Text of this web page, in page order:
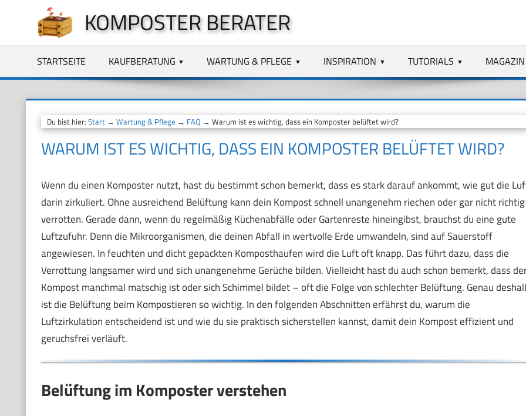
springen
KOMPOSTER BERATER
STARTSEITE KAUFBERATUNG WARTUNG & PFLEGE INSPIRATION TUTORIALS MAGAZIN
Du bist hier: Start→ Wartung & Pflege → FAQ → Warum ist es wichtig, dass ein Komposter belüftet wird?
WARUM IST ES WICHTIG, DASS EIN KOMPOSTER BELÜFTET WIRD?
Wenn du einen Komposter nutzt, hast du bestimmt schon bemerkt, dass es stark darauf ankommt, wie gut die
darin zirkuliert. Ohne ausreichend Belüftung kann dein Kompost schnell unangenehm riechen oder gar nicht richtig
verrotten. Gerade dann, wenn du regelmäßig Küchenabfälle oder Gartenreste hineingibst, brauchst du eine gute
Luftzufuhr. Denn die Mikroorganismen, die deinen Abfall in wertvolle Erde umwandeln, sind auf Sauerstoff
angewiesen. In feuchten und dicht gepackten Komposthaufen wird die Luft oft knapp. Das führt dazu, dass die
Verrottung langsamer wird und sich unangenehme Gerüche bilden. Vielleicht hast du auch schon bemerkt, dass
Kompost manchmal matschig ist oder sich Schimmel bildet – oft die Folge von schlechter Belüftung. Genau
ist die Belüftung beim Kompostieren so wichtig. In den folgenden Abschnitten erfährst du, warum die
Luftzirkulation entscheidend ist und wie du sie praktisch sicherstellen kannst, damit dein Kompost effizient und
geruchsfrei verläuft.
Belüftung im Komposter verstehen